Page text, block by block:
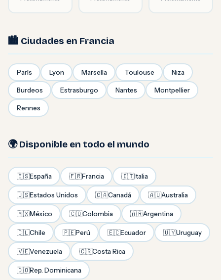
🏙️ Ciudades en Francia
París Lyon Marsella Toulouse Niza
Burdeos Estrasburgo Nantes Montpellier
Rennes
🌍 Disponible en todo el mundo
🇪🇸España 🇫🇷Francia 🇮🇹Italia
🇺🇸Estados Unidos 🇨🇦Canadá 🇦🇺Australia
🇲🇽México 🇨🇴Colombia 🇦🇷Argentina
🇨🇱Chile 🇵🇪Perú 🇪🇨Ecuador 🇺🇾Uruguay
🇻🇪Venezuela 🇨🇷Costa Rica
🇩🇴Rep. Dominicana